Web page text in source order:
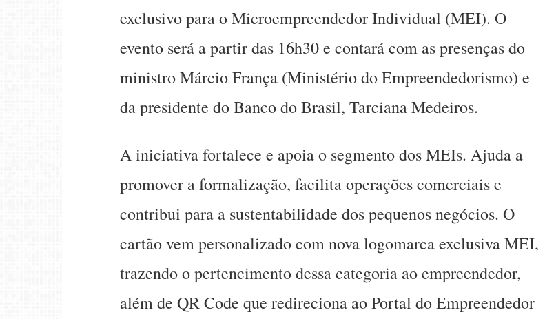
exclusivo para o Microempreendedor Individual (MEI). O
evento será a partir das 16h30 e contará com as presenças do
ministro Márcio França (Ministério do Empreendedorismo) e
da presidente do Banco do Brasil, Tarciana Medeiros.
A iniciativa fortalece e apoia o segmento dos MEIs. Ajuda a
promover a formalização, facilita operações comerciais e
contribui para a sustentabilidade dos pequenos negócios. O
cartão vem personalizado com nova logomarca exclusiva MEI,
trazendo o pertencimento dessa categoria ao empreendedor,
além de QR Code que redireciona ao Portal do Empreendedor